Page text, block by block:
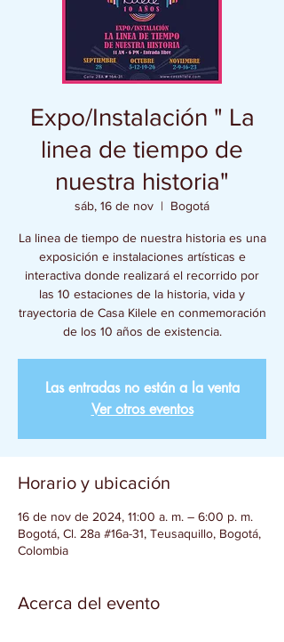
Expo/Instalación " La
linea de tiempo de
nuestra historia"
sáb, 16 de nov
  |
Bogotá
La linea de tiempo de nuestra historia es una
exposición e instalaciones artísticas e
interactiva donde realizará el recorrido por
las 10 estaciones de la historia, vida y
trayectoria de Casa Kilele en conmemoración
de los 10 años de existencia.
Las entradas no están a la venta
Ver otros eventos
Horario y ubicación
16 de nov de 2024, 11:00 a. m. – 6:00 p. m.
Bogotá, Cl. 28a #16a-31, Teusaquillo, Bogotá,
Colombia
Acerca del evento